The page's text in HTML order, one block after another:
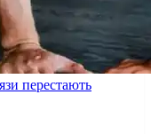
перестають